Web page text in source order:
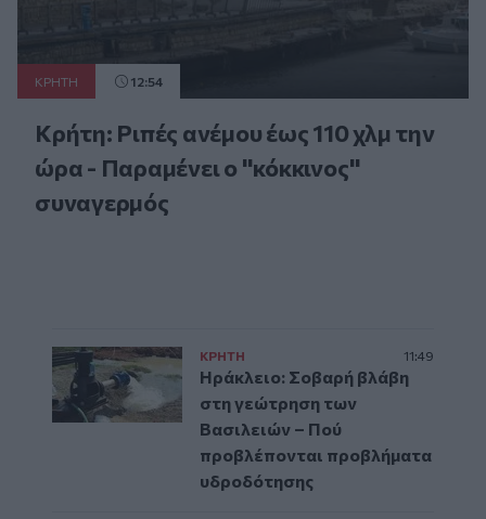
ΚΡΗΤΗ 12:54
Κρήτη: Ριπές ανέμου έως 110 χλμ την
ώρα - Παραμένει ο "κόκκινος"
συναγερμός
ΚΡΗΤΗ 11:49
Ηράκλειο: Σοβαρή βλάβη
στη γεώτρηση των
Βασιλειών – Πού
προβλέπονται προβλήματα
υδροδότησης